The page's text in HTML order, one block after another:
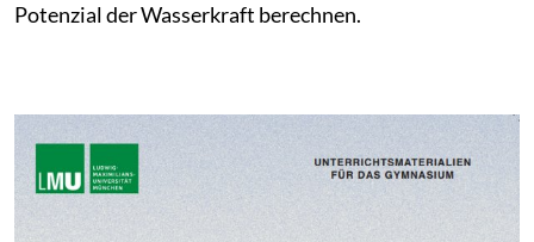
Potenzial der Wasserkraft berechnen.